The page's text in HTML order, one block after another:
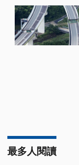
最多人閱讀